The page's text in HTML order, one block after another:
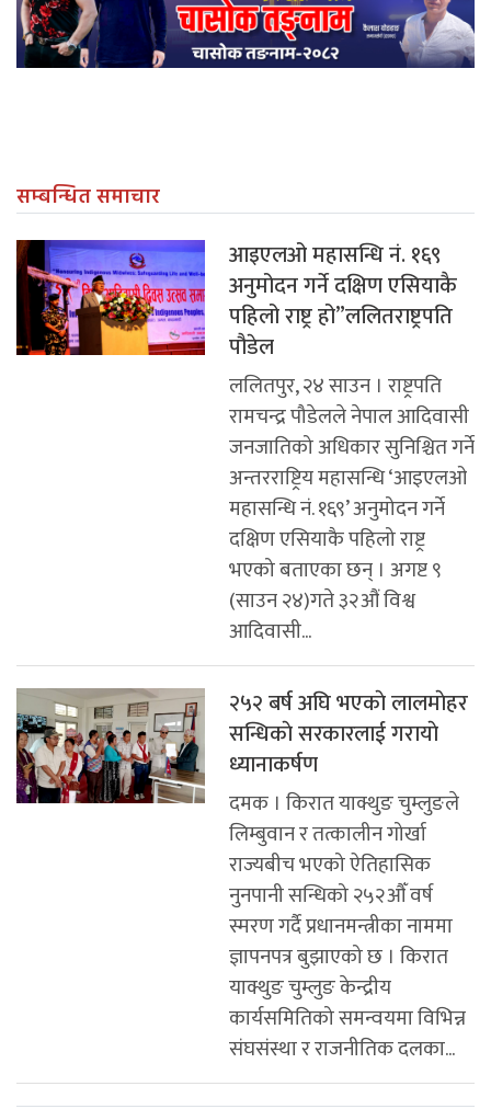
सम्बन्धित समाचार
आइएलओ महासन्धि नं. १६९
अनुमोदन गर्ने दक्षिण एसियाकै
पहिलो राष्ट्र हो”ललितराष्ट्रपति
पौडेल
ललितपुर, २४ साउन । राष्ट्रपति
रामचन्द्र पौडेलले नेपाल आदिवासी
जनजातिको अधिकार सुनिश्चित गर्ने
अन्तरराष्ट्रिय महासन्धि ‘आइएलओ
महासन्धि नं. १६९’ अनुमोदन गर्ने
दक्षिण एसियाकै पहिलो राष्ट्र
भएको बताएका छन् । अगष्ट ९
(साउन २४)गते ३२औं विश्व
आदिवासी...
२५२ बर्ष अघि भएकाे लालमाेहर
सन्धिकाे सरकारलाई गरायाे
ध्यानाकर्षण
दमक । किरात याक्थुङ चुम्लुङले
लिम्बुवान र तत्कालीन गोर्खा
राज्यबीच भएको ऐतिहासिक
नुनपानी सन्धिको २५२औँ वर्ष
स्मरण गर्दै प्रधानमन्त्रीका नाममा
ज्ञापनपत्र बुझाएको छ । किरात
याक्थुङ चुम्लुङ केन्द्रीय
कार्यसमितिको समन्वयमा विभिन्न
संघसंस्था र राजनीतिक दलका...